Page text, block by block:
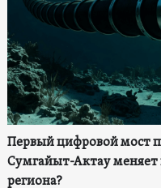
Первый цифровой мост
Сумгайыт-Актау меняет
региона?